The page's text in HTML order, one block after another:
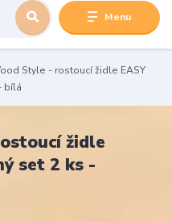
Menu
Style - rostoucí židle EASY
bílá
židle
set 2 ks -